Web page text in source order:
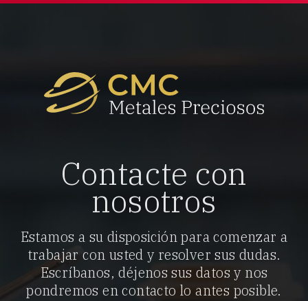
Contacte con
nosotros
Estamos a su disposición para comenzar a
trabajar con usted y resolver sus dudas.
Escríbanos, déjenos sus datos y nos
pondremos en contacto lo antes posible.